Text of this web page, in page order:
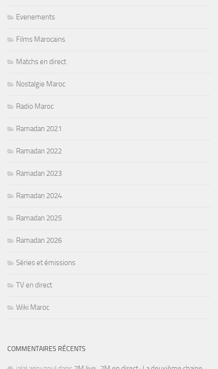
Evenements
Films Marocains
Matchs en direct
Nostalgie Maroc
Radio Maroc
Ramadan 2021
Ramadan 2022
Ramadan 2023
Ramadan 2024
Ramadan 2025
Ramadan 2026
Séries et émissions
TV en direct
Wiki Maroc
COMMENTAIRES RÉCENTS